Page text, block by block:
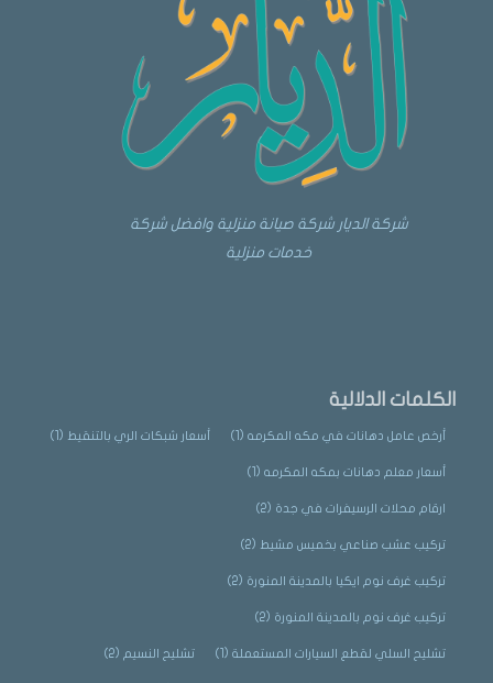
شركة الديار شركة صيانة منزلية وافضل شركة
خدمات منزلية
الكلمات الدلالية
أرخص عامل دهانات في مكه المكرمه(1) أسعار شبكات الري بالتنقيط (1)
أسعار معلم دهانات بمكه المكرمه(1)
ارقام محلات الرسيفرات في جدة (2)
تركيب عشب صناعي بخميس مشيط (2)
تركيب غرف نوم ايكيا بالمدينة المنورة (2)
تركيب غرف نوم بالمدينة المنورة (2)
تشليح السلي لقطع السيارات المستعملة(1) تشليح النسيم(2)